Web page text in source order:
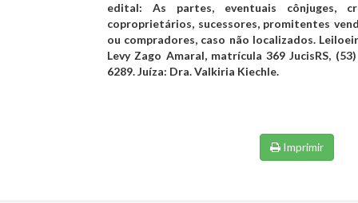
edital: As partes, eventuais cônjuges,
coproprietários, sucessores, promitentes
ou compradores, caso não localizados.
Levy Zago Amaral, matrícula 369 JucisRS,
6289. Juíza: Dra. Valkiria Kiechle.
Imprimir